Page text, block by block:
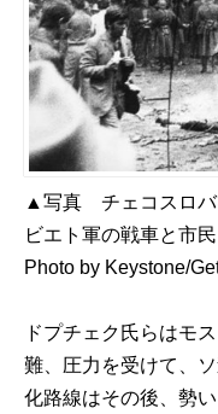
▲写真 チェコスロバ
ビエト軍の戦車と市
Photo by Keystone/
ドプチェク氏らはモ
難、圧力を受けて、
化路線はその後、勢